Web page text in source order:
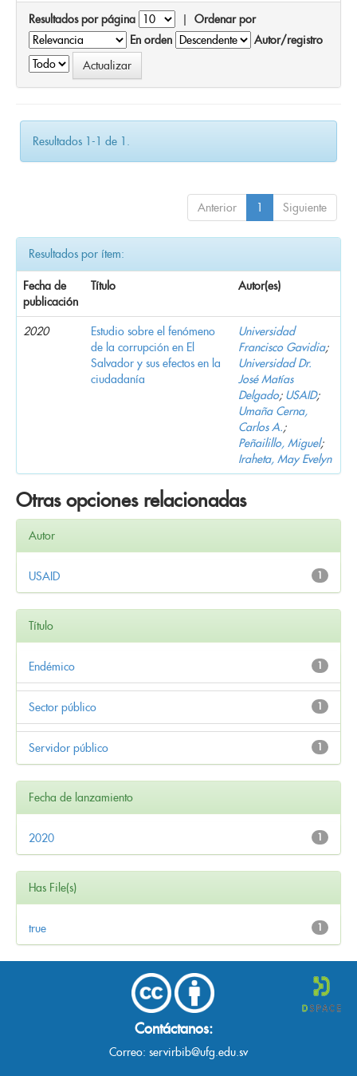
Resultados por página | Ordenar por
En orden
Autor/registro
Resultados 1-1 de 1.
Anterior 1 Siguiente
Resultados por ítem:
Fecha de
publicación
Título Autor(es)
2020
Estudio sobre el fenómeno
de la corrupción en El
Salvador y sus efectos en la
ciudadanía
Universidad
Francisco Gavidia;
Universidad Dr.
José Matías
Delgado; USAID;
Umaña Cerna,
Carlos A.;
Peñailillo, Miguel;
Iraheta, May Evelyn
Otras opciones relacionadas
Autor
1
USAID
Título
1
Endémico
1
Sector público
1
Servidor público
Fecha de lanzamiento
1
2020
Has File(s)
1
true
Contáctanos:
Correo: servirbib@ufg.edu.sv